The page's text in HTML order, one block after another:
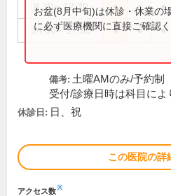
8:30～12:30 ● ● ●
14:00～17:30 ● ● ●
お盆(8月中旬)は休診・休業の
に必ず医療機関に直接ご確認く
備考: 土曜AMのみ/予約制
受付/診療日時は科目によ
休診日: 日、祝
この医院の詳
アクセス数※